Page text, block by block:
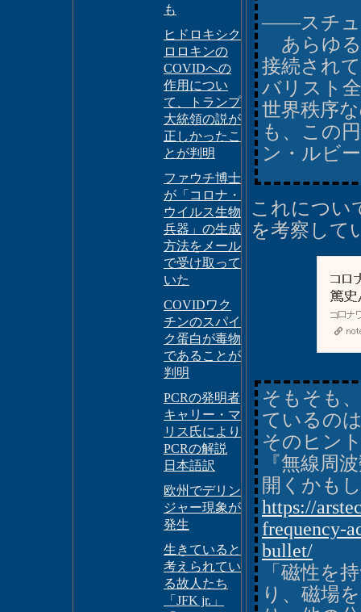
も
ヒドロキシク
ロロキンの
COVIDへの
作用につい
て、トランプ
大統領の説が
正しかったこ
とが判明
ファウチ博士
が「コロナ・
ウイルス生物
兵器」の生成
方法をメール
で受け取って
いた
COVIDワク
チンのスパイ
ク蛋白が毒物
であることが
判明
PCRの発明者
キャリー・マ
リス氏により
PCRの解説
日本語訳
欧州でデリン
ジャー現象が
発生
生きていると
考えられてい
る故人たち
「JFK jr.」
――スチ
あらゆる
接続され
バリスト
世界秩序
も、この
ン・ルビ
これについ
を考察して
そもそも
ているの
そのヒン
『無線周
開くかも
https://
frequency-
bullet/
「磁性を
り、磁場